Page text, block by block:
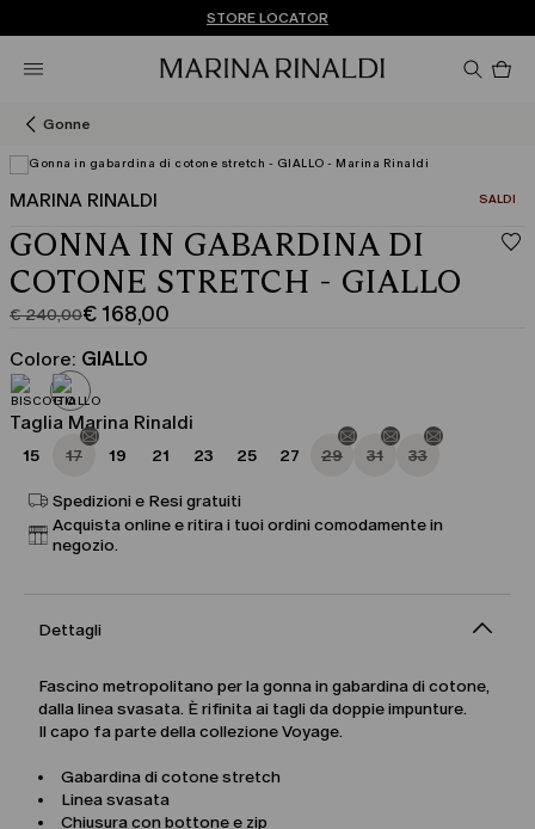
SPEDIZIONI E RESI GRATUITI
Non hai un MyAccount? REGISTRATI SUBITO
STORE LOCATOR
Gonne
MARINA RINALDI SALDI
GONNA IN GABARDINA DI
COTONE STRETCH - GIALLO
€ 240,00
Prezzo
originale
€
240,00
€ 168,00
Prezzo
corrente
€
168,00
Colore: GIALLO
Taglia Marina Rinaldi
15 17 19 21 23 25 27 29 31 33
Spedizioni e Resi gratuiti
Acquista online e ritira i tuoi ordini comodamente in
negozio.
Dettagli
Fascino metropolitano per la gonna in gabardina di cotone,
dalla linea svasata. È rifinita ai tagli da doppie impunture.
Il capo fa parte della collezione Voyage.
Gabardina di cotone stretch
Linea svasata
Chiusura con bottone e zip